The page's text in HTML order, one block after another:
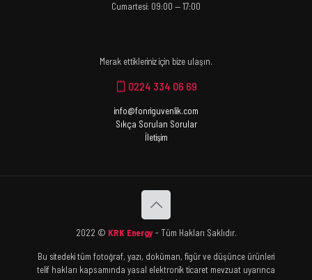
Cumartesi: 09:00 — 17:00
Merak ettikleriniz için bize ulaşın.
0224 334 06 69
info@fonriguvenlik.com
Sıkça Sorulan Sorular
İletişim
2022 © KRK Energy- Tüm Hakları Saklıdır.
Bu sitedeki tüm fotoğraf, yazı, doküman, figür ve düşünce ürünleri
telif hakları kapsamında yasal elektronik ticaret mevzuat uyarınca